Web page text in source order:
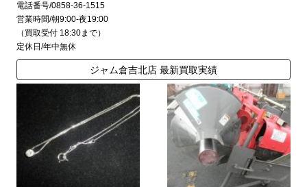
電話番号/0858-36-1515
営業時間/朝9:00-夜19:00
（買取受付 18:30まで）
定休日/年中無休
ジャム倉吉北店 最新買取実績